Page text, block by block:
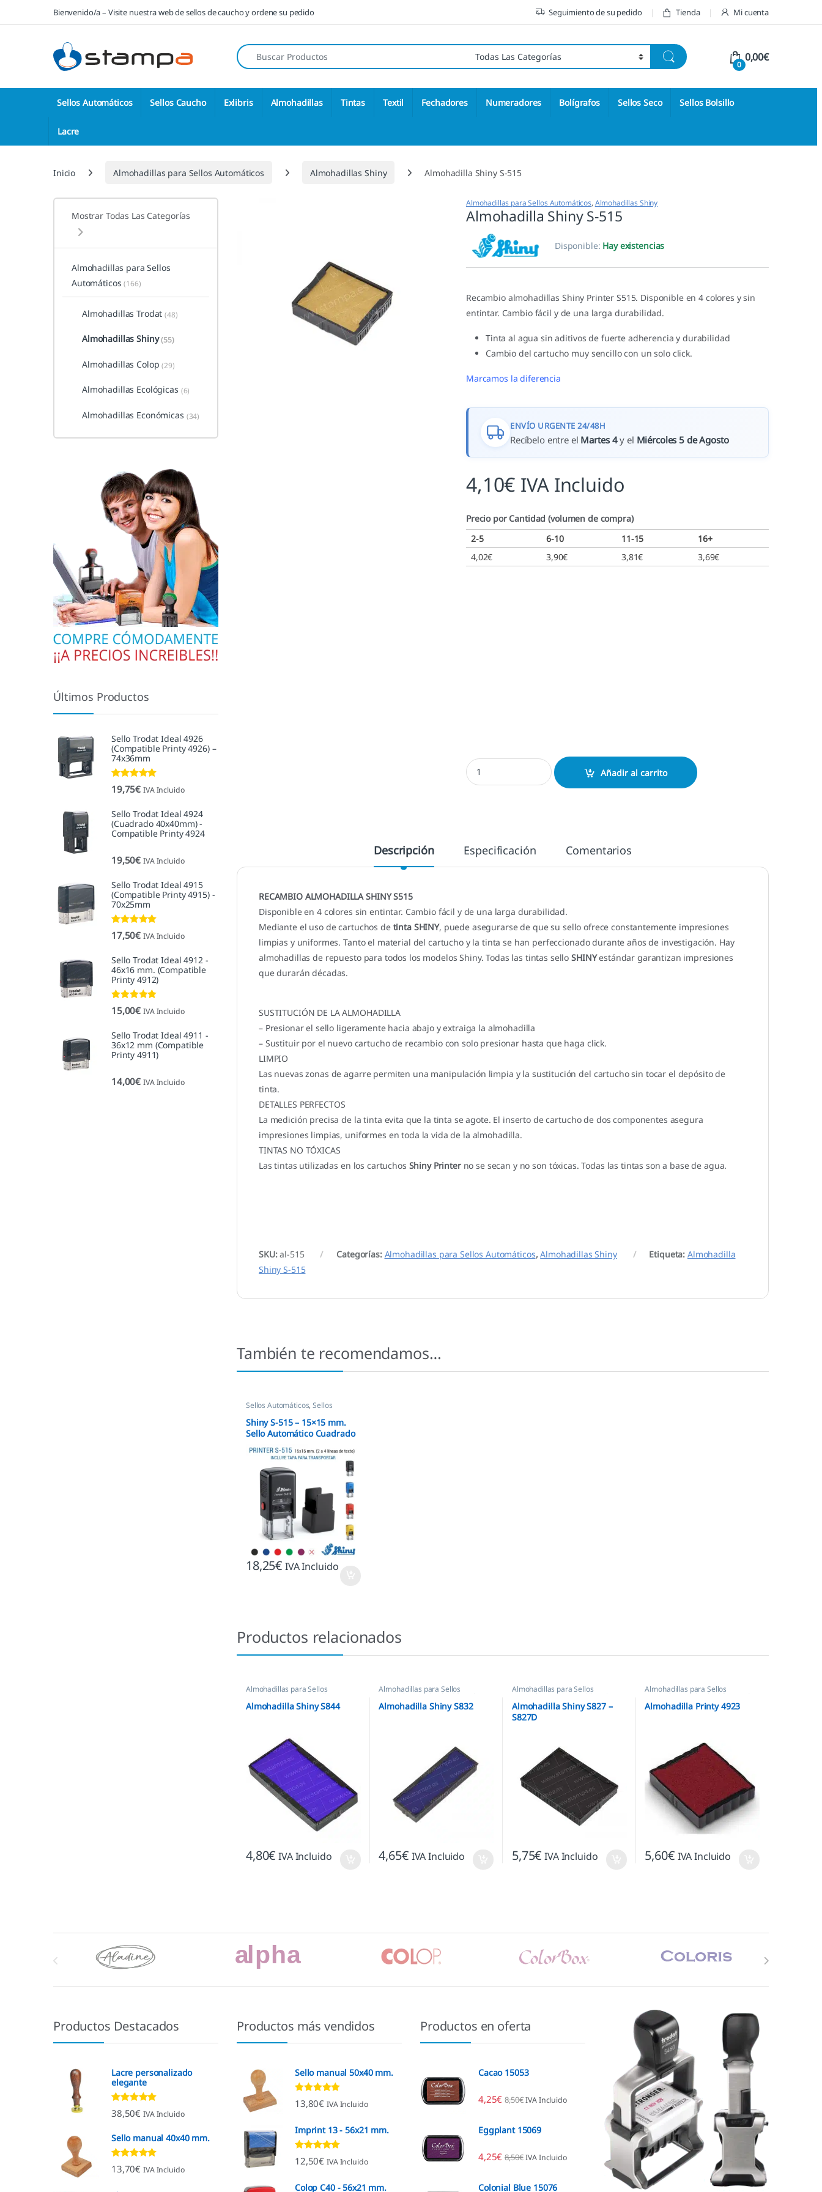
Saltar a la navegación
Saltar al contenidoBienvenido/a – Visite nuestra web de sellos de caucho y ordene su pedido Seguimiento de su pedido Tienda Mi cuenta
Búsqueda de:
0
0,00€
Sellos Automáticos Sellos Caucho Exlibris Almohadillas Tintas Textil Fechadores Numeradores Bolígrafos Sellos Seco Sellos Bolsillo
Lacre
Inicio Almohadillas para Sellos Automáticos Almohadillas Shiny Almohadilla Shiny S-515
Almohadillas para Sellos Automáticos, Almohadillas Shiny
Almohadilla Shiny S-515
Disponible: Hay existencias
Recambio almohadillas Shiny Printer S515. Disponible en 4 colores y sin
entintar. Cambio fácil y de una larga durabilidad.
Tinta al agua sin aditivos de fuerte adherencia y durabilidad
Cambio del cartucho muy sencillo con un solo click.
Marcamos la diferencia
ENVÍO URGENTE 24/48H
Recíbelo entre el Martes 4y el Miércoles 5 de Agosto
4,10€ IVA Incluido
Precio por Cantidad (volumen de compra)
2-5
6-10 11-15
16+
4,02€ 3,90€ 3,81€ 3,69€
Almohadilla Shiny S-515 cantidad
Añadir al carrito
Descripción Especificación Comentarios
RECAMBIO ALMOHADILLA SHINY S515
Disponible en 4 colores sin entintar. Cambio fácil y de una larga durabilidad.
Mediante el uso de cartuchos de tinta SHINY, puede asegurarse de que su sello ofrece constantemente impresiones
limpias y uniformes. Tanto el material del cartucho y la tinta se han perfeccionado durante años de investigación. Hay
almohadillas de repuesto para todos los modelos Shiny. Todas las tintas selloSHINYestándar garantizan impresiones
que durarán décadas.
SUSTITUCIÓN DE LA ALMOHADILLA
– Presionar el sello ligeramente hacia abajo y extraiga la almohadilla
– Sustituir por el nuevo cartucho de recambio con solo presionar hasta que haga click.
LIMPIO
Las nuevas zonas de agarre permiten una manipulación limpia y la sustitución del cartucho sin tocar el depósito de
tinta.
DETALLES PERFECTOS
La medición precisa de la tinta evita que la tinta se agote. El inserto de cartucho de dos componentes asegura
impresiones limpias, uniformes en toda la vida de la almohadilla.
TINTAS NO TÓXICAS
Las tintas utilizadas en los cartuchos Shiny Printerno se secan y no son tóxicas. Todas las tintas son a base de agua.
SKU:al-515 Categorías: Almohadillas para Sellos Automáticos,Almohadillas Shiny Etiqueta:Almohadilla
Shiny S-515
También te recomendamos…
Sellos Automáticos,Sellos
Shiny S-515 – 15×15 mm.
Sello Automático Cuadrado
18,25€ IVA Incluido
Productos relacionados
Almohadillas para Sellos
Automáticos ,Almohadillas
Ecológicas,Almohadillas Shiny
Almohadilla Shiny S844
4,80€ IVA Incluido
Almohadillas para Sellos
Automáticos Almohadillas Shiny
Almohadilla Shiny S832
4,65€ IVA Incluido
Almohadillas para Sellos
Automáticos ,Almohadillas Shiny
Almohadilla Shiny S827 –
S827D
5,75€ IVA Incluido
Almohadillas para Sellos
Automáticos Almohadillas Trodat
Almohadilla Printy 4923
5,60€ IVA Incluido
Mostrar Todas Las Categorías
Almohadillas para Sellos
Automáticos(166)
Almohadillas Trodat (48)
Almohadillas Shiny (55)
Almohadillas Colop (29)
Almohadillas Ecológicas (6)
Almohadillas Económicas (34)
Últimos Productos
Sello Trodat Ideal 4926
(Compatible Printy 4926) –
74x36mm
Valorado con
5.00de 5
19,75€ IVA Incluido
Sello Trodat Ideal 4924
(Cuadrado 40x40mm) -
Compatible Printy 4924
19,50€ IVA Incluido
Sello Trodat Ideal 4915
(Compatible Printy 4915) -
70x25mm
Valorado con
5.00de 5
17,50€ IVA Incluido
Sello Trodat Ideal 4912 -
46x16 mm. (Compatible
Printy 4912)
Valorado con
5.00de 5
15,00€ IVA Incluido
Sello Trodat Ideal 4911 -
36x12 mm (Compatible
Printy 4911)
14,00€ IVA Incluido
Marcas De Carrusel
Productos Destacados
Lacre personalizado
elegante
Valorado con
4.92de 5
38,50€ IVA Incluido
Sello manual 40x40 mm.
Valorado con
4.96de 5
13,70€ IVA Incluido
Productos más vendidos
Sello manual 50x40 mm.
Valorado con
4.80de 5
13,80€ IVA Incluido
Imprint 13 - 56x21 mm.
Valorado con
4.96de 5
12,50€ IVA Incluido
Colop C40 - 56x21 mm.
Productos en oferta
Cacao 15053
4,25€ 8,50€ IVA Incluido
Eggplant 15069
4,25€ 8,50€ IVA Incluido
Colonial Blue 15076